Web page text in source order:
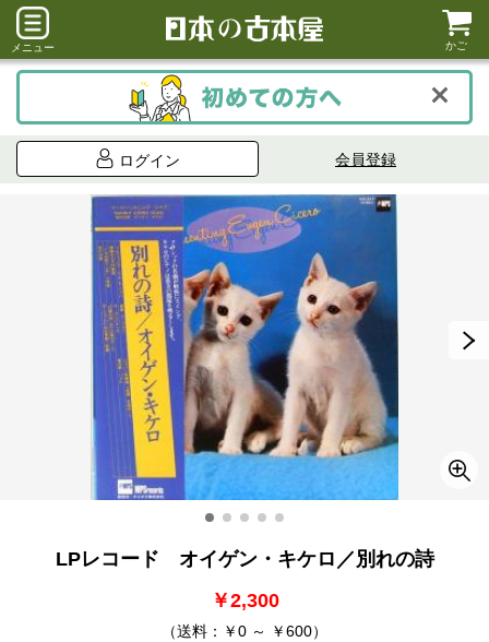
メニュー かご
ログイン 会員登録
LPレコード オイゲン・キケロ／別れの詩
￥2,300
（送料：￥0 ～ ￥600）